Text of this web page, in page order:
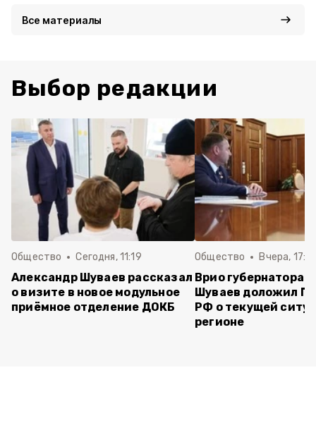
Все материалы
Выбор редакции
Общество Сегодня, 11:19
Александр Шуваев рассказал
о визите в новое модульное
приёмное отделение ДОКБ
Общество Вчера,
Врио губернатора
Шуваев доложил
РФ о текущей
регионе